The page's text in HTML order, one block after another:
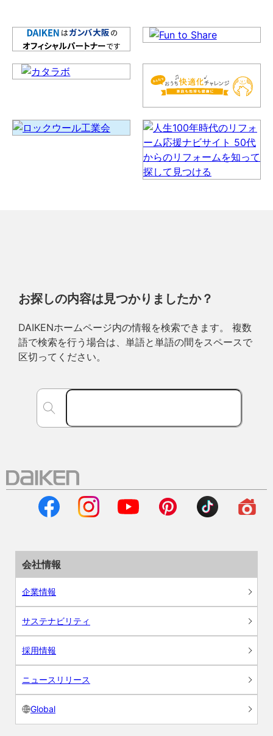
お探しの内容は見つかりましたか？
DAIKENホームページ内の情報を検索できます。 複数
語で検索を行う場合は、単語と単語の間をスペースで
区切ってください。
会社情報
企業情報
サステナビリティ
採用情報
ニュースリリース
Global